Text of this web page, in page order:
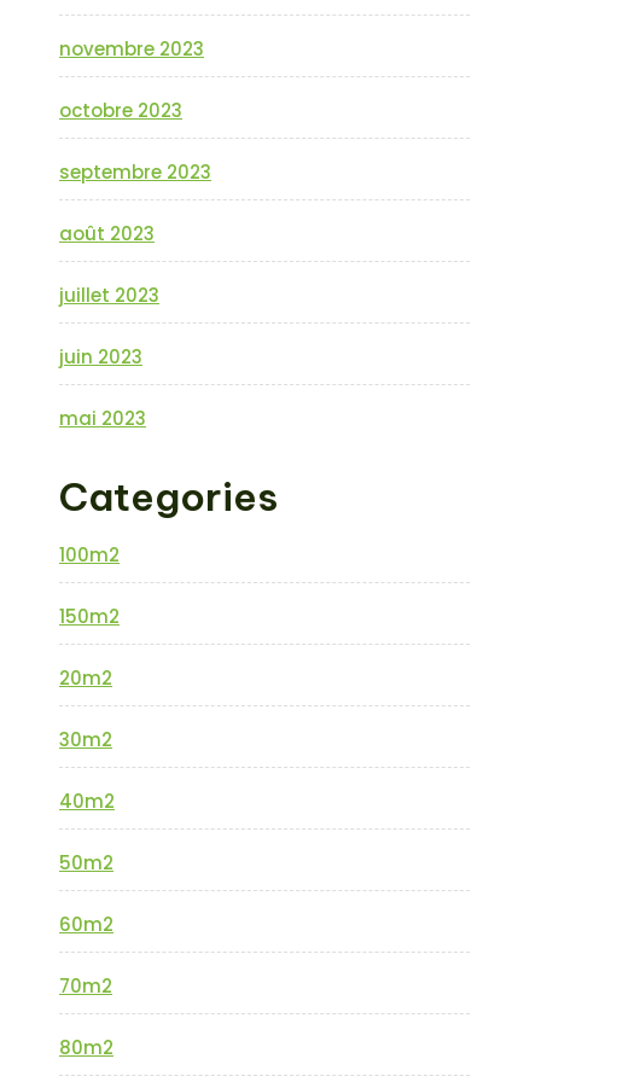
novembre 2023
octobre 2023
septembre 2023
août 2023
juillet 2023
juin 2023
mai 2023
Categories
100m2
150m2
20m2
30m2
40m2
50m2
60m2
70m2
80m2